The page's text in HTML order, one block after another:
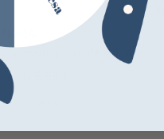
Cabezada potro de nylon
desde
11 colores